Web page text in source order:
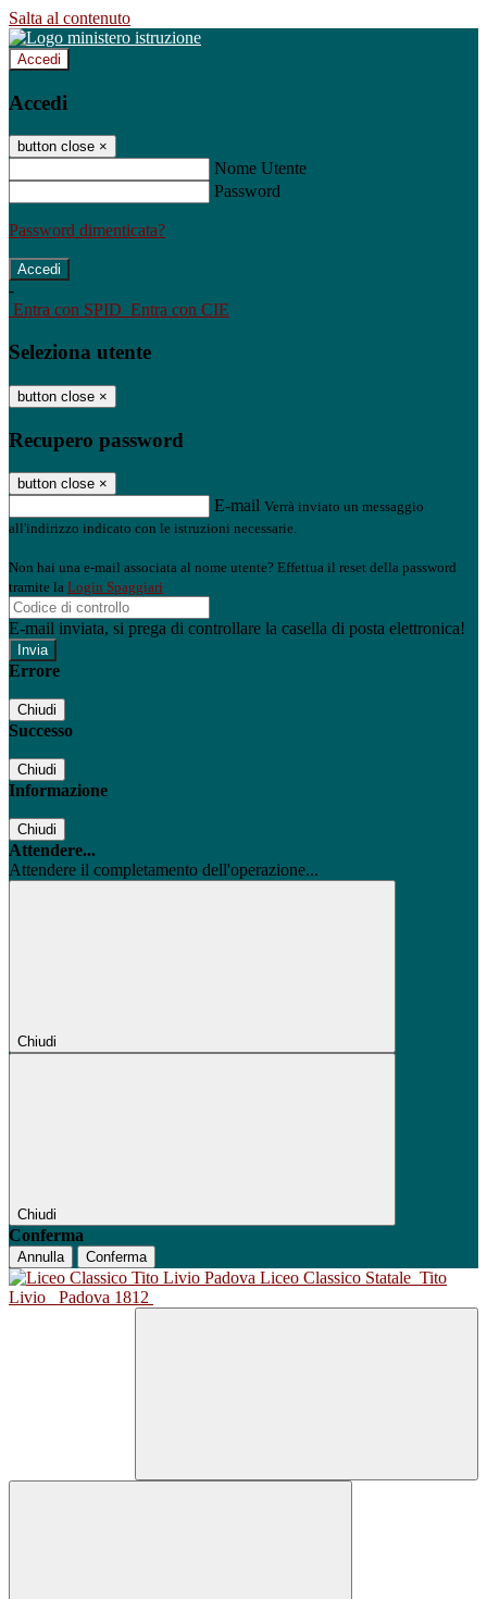
Salta al contenuto
Accedi
Accedi
button close ×
Nome Utente
Password
Password dimenticata?
-
Entra con SPID Entra con CIE
Seleziona utente
button close ×
Recupero password
button close ×
E-mail Verrà inviato un messaggio
all'indirizzo indicato con le istruzioni necessarie.
Non hai una e-mail associata al nome utente? Effettua il reset della password
tramite la Login Spaggiari
E-mail inviata, si prega di controllare la casella di posta elettronica!
Errore
Chiudi
Successo
Chiudi
Informazione
Chiudi
Attendere...
Attendere il completamento dell'operazione...
Chiudi
Chiudi
Conferma
Annulla Conferma
Liceo Classico Statale Tito
Livio
Padova 1812